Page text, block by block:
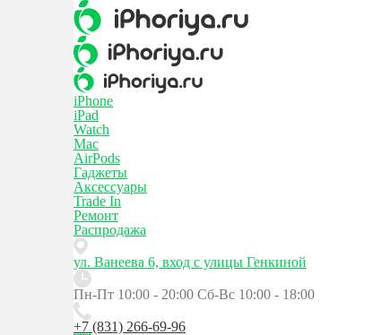
iPhone
iPad
Watch
Mac
AirPods
Гаджеты
Аксессуары
Trade In
Ремонт
Распродажа
ул. Ванеева 6, вход с улицы Генкиной
Пн-Пт 10:00 - 20:00 Сб-Вс 10:00 - 18:00
+7 (831) 266-69-96